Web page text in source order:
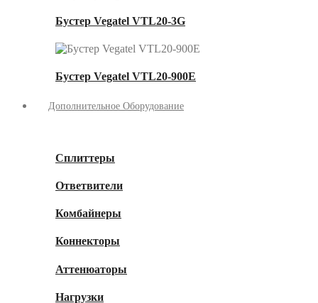
Бустер Vegatel VTL20-3G
Бустер Vegatel VTL20-900E
Дополнительное Оборудование
Сплиттеры
Ответвители
Комбайнеры
Коннекторы
Аттенюаторы
Нагрузки